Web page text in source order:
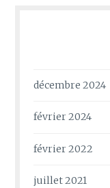
décembre 2024
février 2024
février 2022
juillet 2021